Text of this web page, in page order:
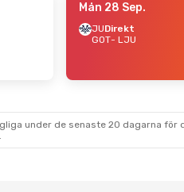
Mån 28 Sep.
JUDirekt
GOT- LJU
under de senaste 20 dagarna